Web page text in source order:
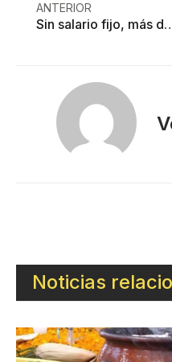
ANTERIOR
Sin salario fijo, más de 7
Noticias